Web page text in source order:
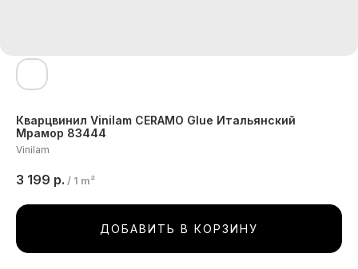
Кварцвинил Vinilam CERAMO Glue Итальянский
Мрамор 83444
Vinilam
3 199 р. / 1 m²
ДОБАВИТЬ В КОРЗИНУ